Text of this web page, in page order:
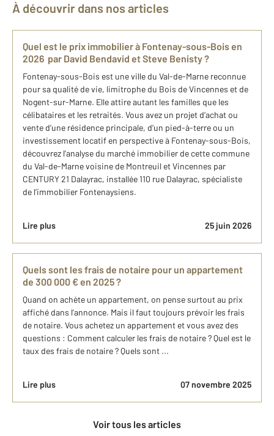
À découvrir dans nos articles
Quel est le prix immobilier à Fontenay-sous-Bois en
2026 par David Bendavid et Steve Benisty ?
Fontenay-sous-Bois est une ville du Val-de-Marne reconnue
pour sa qualité de vie, limitrophe du Bois de Vincennes et de
Nogent-sur-Marne. Elle attire autant les familles que les
célibataires et les retraités. Vous avez un projet d’achat ou
vente d’une résidence principale, d’un pied-à-terre ou un
investissement locatif en perspective à Fontenay-sous-Bois,
découvrez l’analyse du marché immobilier de cette commune
du Val-de-Marne voisine de Montreuil et Vincennes par
CENTURY 21 Dalayrac, installée 110 rue Dalayrac, spécialiste
de l’immobilier Fontenaysiens.
Lire plus 25 juin 2026
Quels sont les frais de notaire pour un appartement
de 300 000 € en 2025 ?
Quand on achète un appartement, on pense surtout au prix
affiché dans l’annonce. Mais il faut toujours prévoir les frais
de notaire. Vous achetez un appartement et vous avez des
questions : Comment calculer les frais de notaire ? Quel est le
taux des frais de notaire ? Quels sont ...
Lire plus 07 novembre 2025
Voir tous les articles